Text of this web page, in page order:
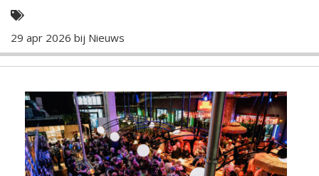
29 apr 2026 bij Nieuws